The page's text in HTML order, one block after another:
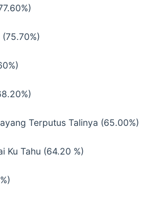
Terputus Talinya (65.00%)
Ku Tahu (64.20 %)